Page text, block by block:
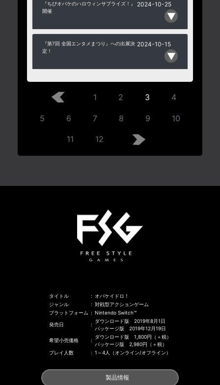
『ちびオバケのハロウィンサプライズ！』
開催
2024-10-25
『第7回 全国エンタメまつり』への出展決
定！
2024-10-15
1 2 3 4
5 6 7 8 9 10
11 12
タイトル : オバケイドロ！
ジャンル
: 対戦型アクションゲーム
プラットフォーム : Nintendo Switch™
発売日
:
ダウンロード版 2019年8月1日
パッケージ版 2019年12月19日
希望小売価格
:
ダウンロード版 1,800円（＋税）
パッケージ版 2,980円（＋税）
プレイ人数
: 1～4人（オンライン/オフライン）
製品情報